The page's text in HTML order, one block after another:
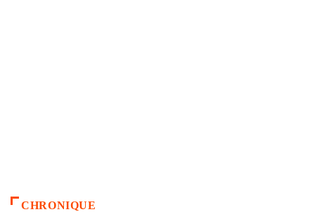
CHRONIQUE